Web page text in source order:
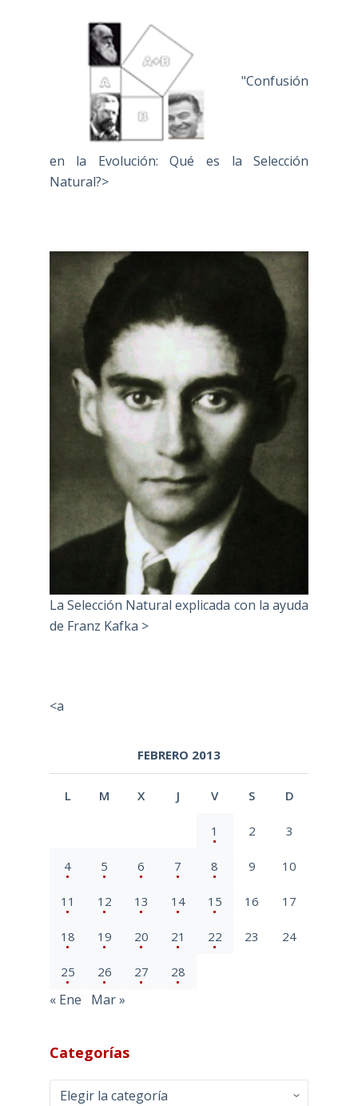
"Confusión
en la Evolución: Qué es la Selección
Natural?>
La Selección Natural explicada con la ayuda
de Franz Kafka >
<a
FEBRERO 2013
L M X J V S D
1 2 3
4 5 6 7 8 9 10
11 12 13 14 15 16 17
18 19 20 21 22 23 24
25 26 27 28
« Ene Mar »
Categorías
Categorías